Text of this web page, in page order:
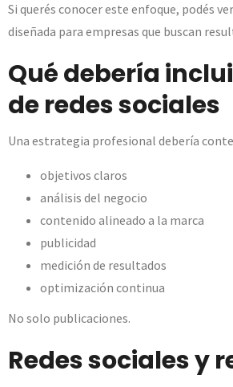
Si querés conocer este enfoque, podés
diseñada para empresas que buscan
Qué debería
de redes sociales
Una estrategia profesional debería
objetivos claros
análisis del negocio
contenido alineado a la marca
publicidad
medición de resultados
optimización continua
No solo publicaciones.
Redes sociales y